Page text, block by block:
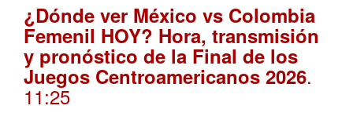
¿Dónde ver México vs Colombia
Femenil HOY? Hora, transmisión
y pronóstico de la Final de los
Juegos Centroamericanos 2026.
11:25